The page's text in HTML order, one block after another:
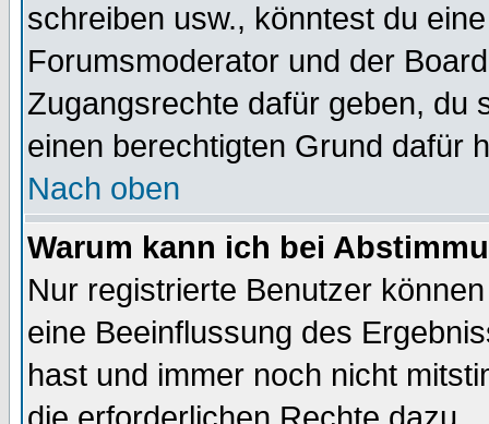
schreiben usw., könntest du
Forumsmoderator und der
Zugangsrechte dafür geben, du
einen berechtigten Grund dafür
Nach oben
Warum kann ich bei
Nur registrierte Benutzer
eine Beeinflussung des
hast und immer noch nicht